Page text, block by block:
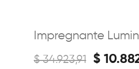
Impregnante
$ 34.923,91 $